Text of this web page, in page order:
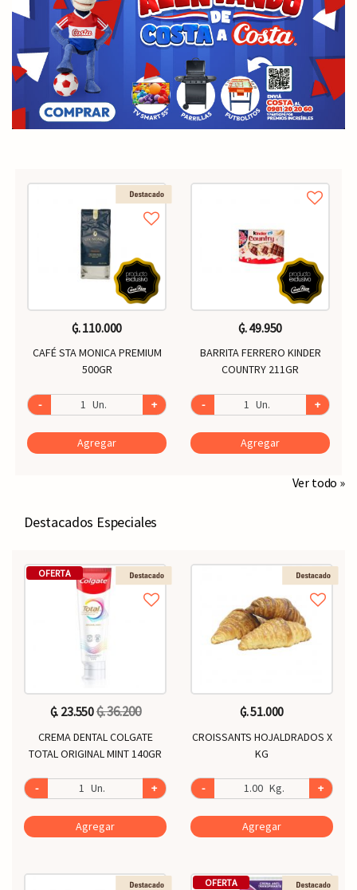
₲. 110.000
CAFÉ STA MONICA PREMIUM
500GR
- Un. +
Agregar
₲. 49.950
BARRITA FERRERO KINDER
COUNTRY 211GR
- Un. +
Agregar
Ver todo »
Destacados Especiales
OFERTA
₲. 23.550₲. 36.200
CREMA DENTAL COLGATE
TOTAL ORIGINAL MINT 140GR
- Un. +
Agregar
₲. 51.000
CROISSANTS HOJALDRADOS X
KG
- Kg. +
Agregar
OFERTA